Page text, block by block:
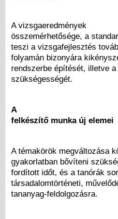
A vizsgaeredmények
összemérhetősége, a
teszi a vizsgafejlesztés
folyamán bizonyára
rendszerbe építését, illetve
szükségességét.
A
felkészítő munka új elemei
A témakörök megváltozása
gyakorlatban bővíteni
fordított időt, és a tanórák
társadalomtörténeti,
tananyag-feldolgozásra.